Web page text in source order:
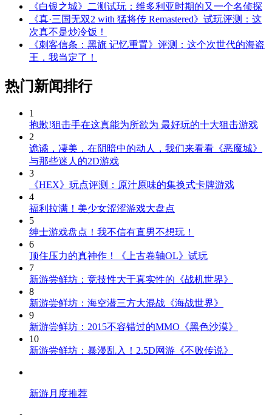
《白银之城》二测试玩：维多利亚时期的又一个名侦探
《真·三国无双2 with 猛将传 Remastered》试玩评测：这
次真不是炒冷饭！
《刺客信条：黑旗 记忆重置》评测：这个次世代的海盗
王，我当定了！
热门新闻排行
1
抱歉!狙击手在这真能为所欲为 最好玩的十大狙击游戏
2
诡谲，凄美，在阴暗中的动人，我们来看看《恶魔城》
与那些迷人的2D游戏
3
《HEX》玩点评测：原汁原味的集换式卡牌游戏
4
福利拉满！美少女涩涩游戏大盘点
5
绅士游戏盘点！我不信有直男不想玩！
6
顶住压力的真神作！《上古卷轴OL》试玩
7
新游尝鲜坊：竞技性大于真实性的《战机世界》
8
新游尝鲜坊：海空潜三方大混战《海战世界》
9
新游尝鲜坊：2015不容错过的MMO《黑色沙漠》
10
新游尝鲜坊：暴漫乱入！2.5D网游《不败传说》
新游月度推荐